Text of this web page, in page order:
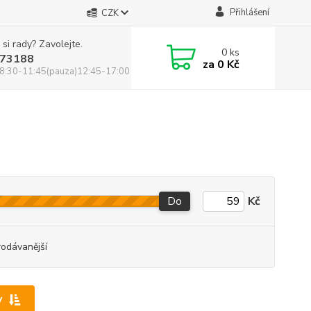
CZK Přihlášení
rady? Zavolejte.
11:45(pauza)12:45-17:00
0ks
za 0 Kč
Do Kč